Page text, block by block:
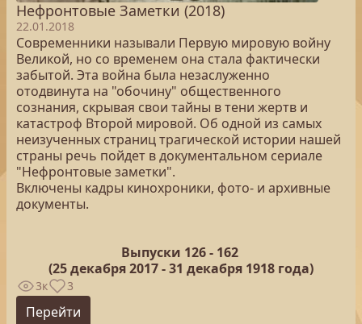
Нефронтовые Заметки (2018)
22.01.2018
Современники называли Первую мировую войну
Великой, но со временем она стала фактически
забытой. Эта война была незаслуженно
отодвинута на "обочину" общественного
сознания, скрывая свои тайны в тени жертв и
катастроф Второй мировой. Об одной из самых
неизученных страниц трагической истории нашей
страны речь пойдет в документальном сериале
"Нефронтовые заметки".
Включены кадры кинохроники, фото- и архивные
документы.
Выпуски 126 - 162
(25декабря 2017 - 31 декабря 1918 года)
3к 3
Перейти